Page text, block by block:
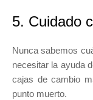
5. Cuidado
Nunca sabemos
necesitar la ayuda
cajas de cambio
punto muerto.